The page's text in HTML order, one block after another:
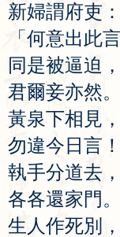
新婦謂府吏 ：
「 何意出此言
同是被逼迫 ，
君爾妾亦然。
黃泉下相 見 ，
勿違今 日 言
執手分道去 ，
各各還家門 。
生 人作死別 ，